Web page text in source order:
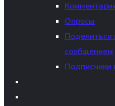
Опросы
Поделиться
сообщением
Подписчики